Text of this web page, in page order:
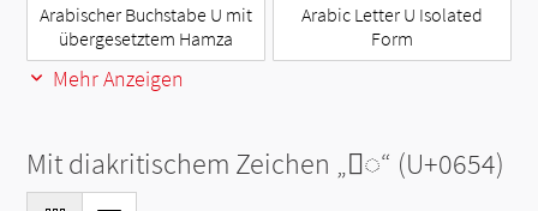
Arabischer Buchstabe U mit
übergesetztem Hamza
Arabic Letter U Isolated
Form
Mehr Anzeigen
Mit diakritischem Zeichen „◌ٔ“ (U+0654)